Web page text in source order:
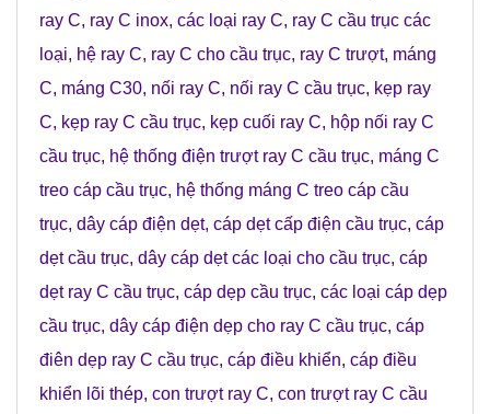
ray C, ray C inox, các loại ray C, ray C cầu trục các
loại, hệ ray C, ray C cho cầu trục, ray C trượt, máng
C, máng C30, nối ray C, nối ray C cầu trục, kẹp ray
C, kẹp ray C cầu trục, kẹp cuối ray C, hộp nối ray C
cầu trục, hệ thống điện trượt ray C cầu trục, máng C
treo cáp cầu trục, hệ thống máng C treo cáp cầu
trục, dây cáp điện dẹt, cáp dẹt cấp điện cầu trục, cáp
dẹt cầu trục, dây cáp dẹt các loại cho cầu trục, cáp
dẹt ray C cầu trục, cáp dẹp cầu trục, các loại cáp dẹp
cầu trục, dây cáp điện dẹp cho ray C cầu trục, cáp
điên dẹp ray C cầu trục, cáp điều khiển, cáp điều
khiển lõi thép, con trượt ray C, con trượt ray C cầu